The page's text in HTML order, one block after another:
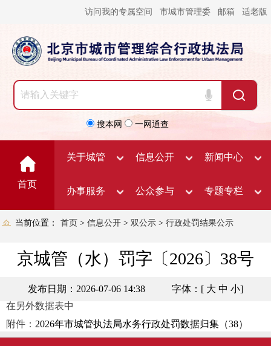
访问我的专属空间 市城市管理委 邮箱 适老版
搜本网 一网通查
首页
关于城管 信息公开 新闻中心
办事服务 公众参与 专题专栏
当前位置： 首页 > 信息公开 > 双公示 > 行政处罚结果公示
京城管（水）罚字〔2026〕38号
发布日期：2026-07-06 14:38 字体：[ 大 中 小]
在另外数据表中
附件： 2026年市城管执法局水务行政处罚数据归集（38）